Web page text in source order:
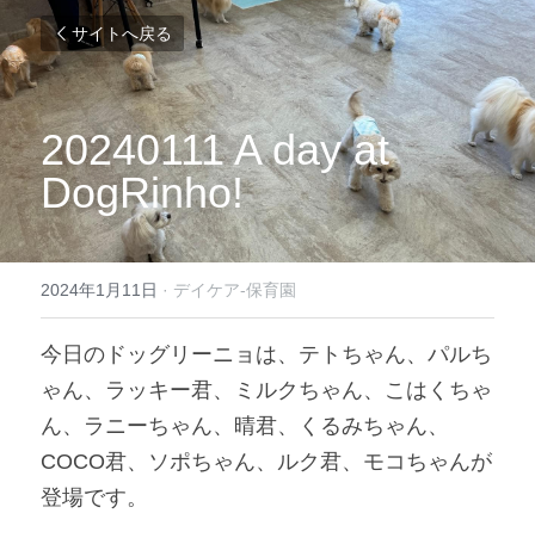
サイトへ戻る
20240111 A day at
DogRinho!
2024年1月11日 · デイケア-保育園
今日のドッグリーニョは、テトちゃん、パルち
ゃん、ラッキー君、ミルクちゃん、こはくちゃ
ん、ラニーちゃん、晴君、くるみちゃん、
COCO君、ソポちゃん、ルク君、モコちゃんが
登場です。